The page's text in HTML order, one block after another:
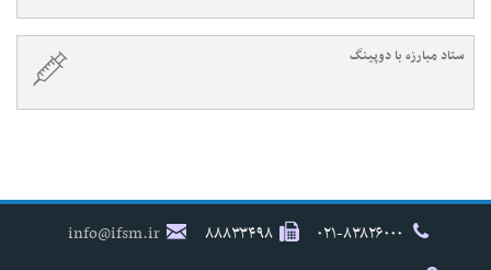
ستاد مبارزه با دوپینگ
۸۸۸۳۳۴۹۸
info@ifsm.ir